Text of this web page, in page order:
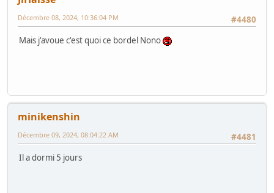
#4480
Décembre 08, 2024, 10:36:04 PM
Mais j'avoue c'est quoi ce bordel Nono
minikenshin
#4481
Décembre 09, 2024, 08:04:22 AM
Il a dormi 5 jours